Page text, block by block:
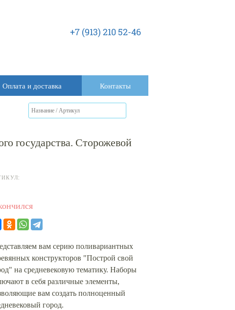
+7 (913) 210 52-46
Оплата и доставка Контакты
государства. Сторожевой
вам серию поливариантных
конструкторов "Построй свой
на средневековую тематику. Наборы
в себя различные элементы,
вам создать полноценный
город.